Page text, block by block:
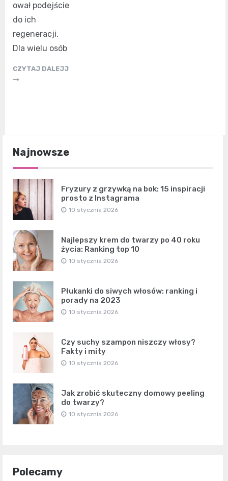
ował podejście
do ich
regeneracji.
Dla wielu osób
CZYTAJ DALEJJ
Najnowsze
Fryzury z grzywką na bok: 15 inspiracji
prosto z Instagrama
10 stycznia 2026
Najlepszy krem do twarzy po 40 roku
życia: Ranking top 10
10 stycznia 2026
Płukanki do siwych włosów: ranking i
porady na 2023
10 stycznia 2026
Czy suchy szampon niszczy włosy?
Fakty i mity
10 stycznia 2026
Jak zrobić skuteczny domowy peeling
do twarzy?
10 stycznia 2026
Polecamy